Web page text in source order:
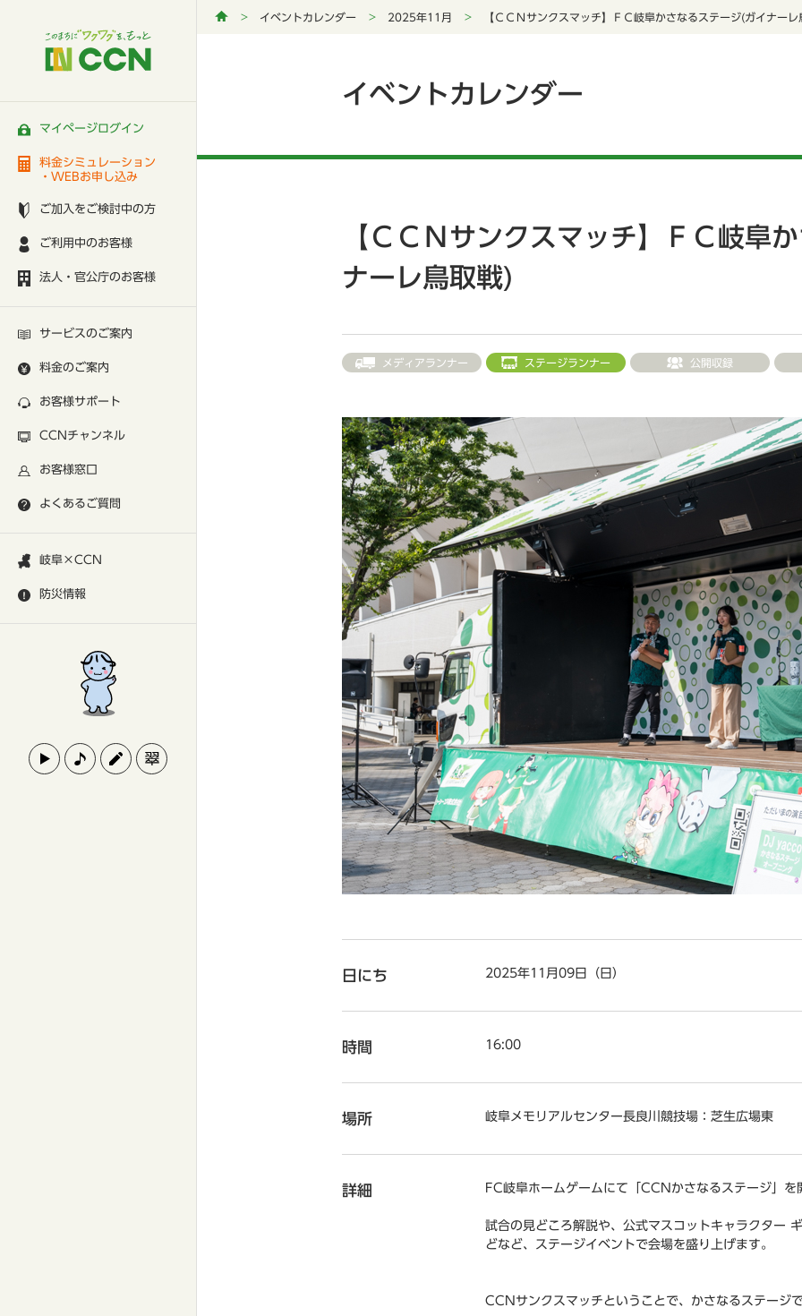
マイページログイン
料金シミュレーション
・WEBお申し込み
ご加入をご検討中の方
ご利用中のお客様
法人・官公庁のお客様
サービスのご案内
料金のご案内
お客様サポート
CCNチャンネル
お客様窓口
よくあるご質問
岐阜×CCN
防災情報
イベントカレンダー 2025年11月 【ＣＣＮサンクスマッチ】ＦＣ岐阜かさなるステージ(ガイナーレ
イベントカレンダー
【ＣＣＮサンクスマッチ】ＦＣ岐阜
ナーレ鳥取戦)
メディアランナー ステージランナー 公開収録
日にち 2025年11月09日（日）
時間 16:00
場所 岐阜メモリアルセンター長良川競技場：芝生広場東
詳細 FC岐阜ホームゲームにて「CCNかさなるステージ」を
試合の見どころ解説や、公式マスコットキャラクター
どなど、ステージイベントで会場を盛り上げます。
CCNサンクスマッチということで、かさなるステージ